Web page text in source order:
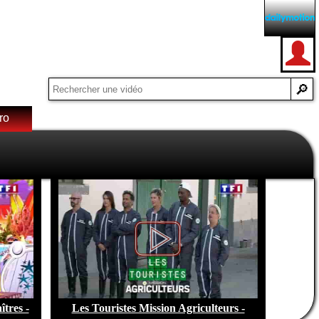
- Les Touristes Mission Agriculteurs -